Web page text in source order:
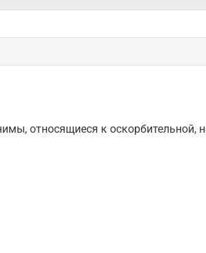
относящиеся к оскорбительной,